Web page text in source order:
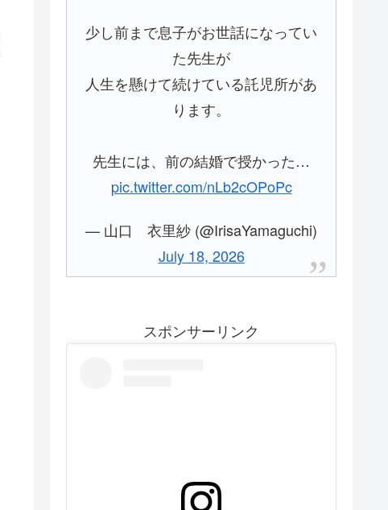
少し前まで息子がお世話になってい
た先生が
人生を懸けて続けている託児所があ
ります。
先生には、前の結婚で授かった…
pic.twitter.com/nLb2cOPoPc
— 山口 衣里紗 (@IrisaYamaguchi)
July 18, 2026
スポンサーリンク